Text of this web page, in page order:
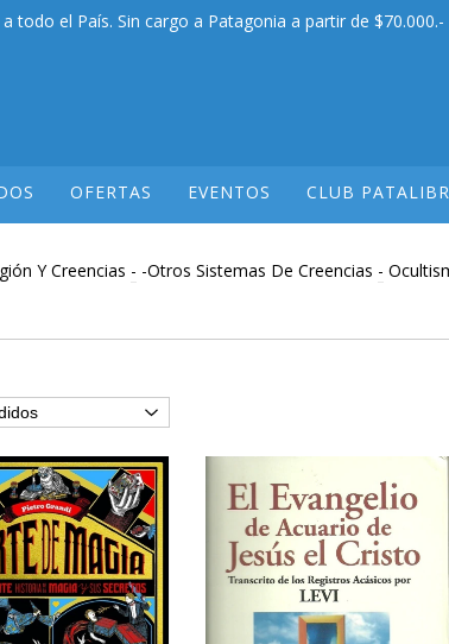
a todo el País. Sin cargo a Patagonia a partir de
OFERTAS EVENTOS CLUB
Y Creencias - -Otros Sistemas De Creencias -